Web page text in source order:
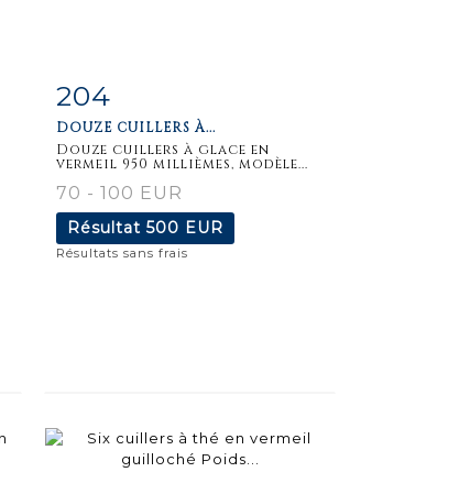
Fiche
204
DOUZE CUILLERS À...
Douze cuillers à glace en
vermeil 950 millièmes, modèle...
70 - 100 EUR
Résultat 500 EUR
Résultats sans frais